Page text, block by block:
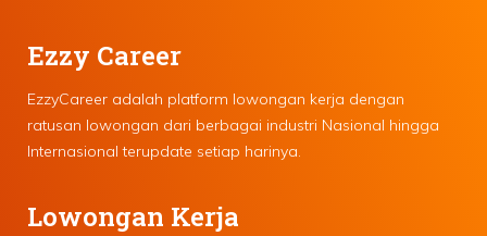
Ezzy Career
EzzyCareer adalah platform lowongan kerja dengan
ratusan lowongan dari berbagai industri Nasional hingga
Internasional terupdate setiap harinya.
Lowongan Kerja